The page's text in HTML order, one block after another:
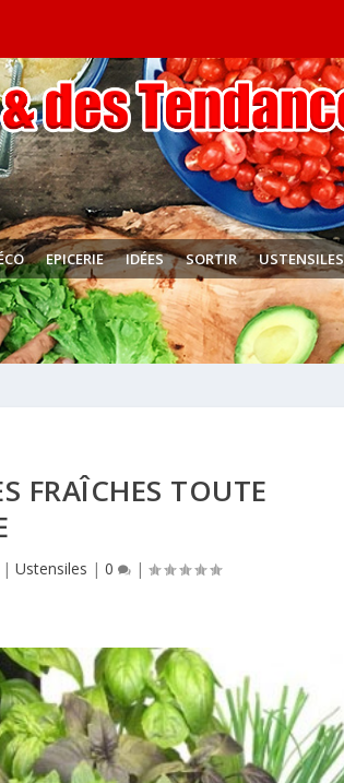
EPICERIE IDÉES SORTIR USTENSILES
FRAÎCHES TOUTE
|Ustensiles |0 |